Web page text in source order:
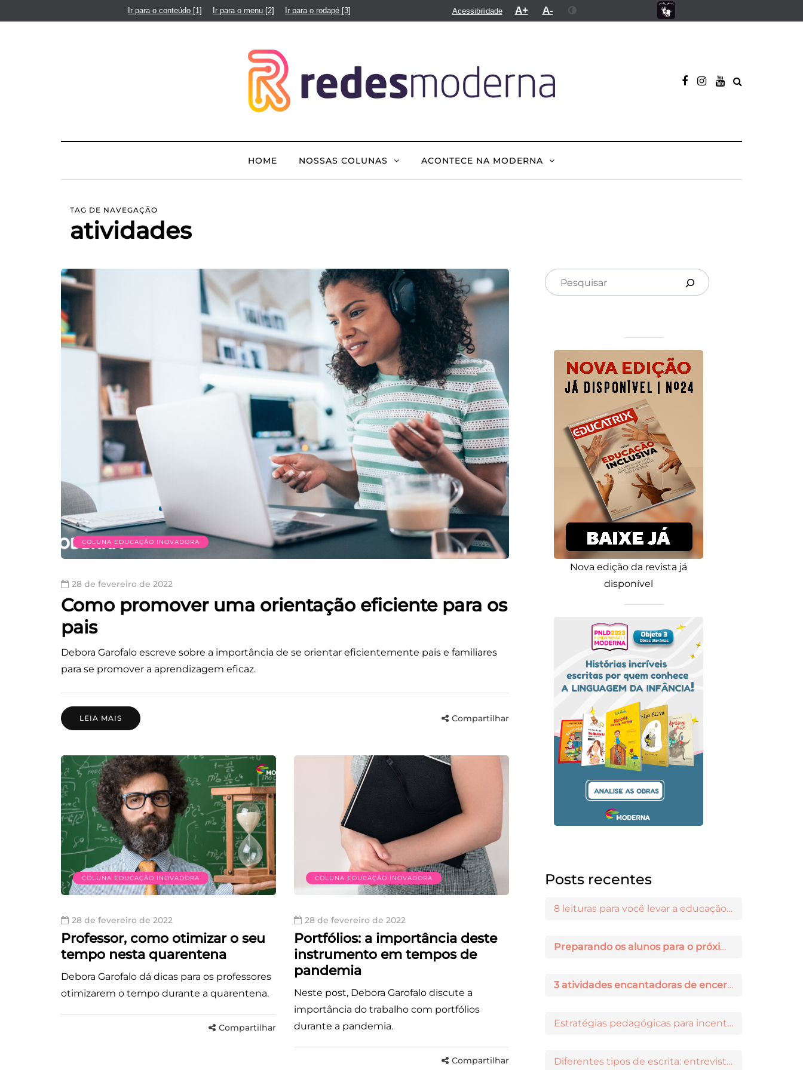
Ir para o conteúdo [1] Ir para o menu [2] Ir para o rodapé [3] Acessibilidade A+ A-
HOME NOSSAS COLUNAS ACONTECE NA MODERNA
TAG DE NAVEGAÇÃO
atividades
COLUNA EDUCAÇÃO INOVADORA
28 de fevereiro de 2022
Como promover uma orientação eficiente para os
pais
Debora Garofalo escreve sobre a importância de se orientar eficientemente pais e familiares
para se promover a aprendizagem eficaz.
LEIA MAIS Compartilhar
COLUNA EDUCAÇÃO INOVADORA
28 de fevereiro de 2022
Professor, como otimizar o seu
tempo nesta quarentena
Debora Garofalo dá dicas para os professores
otimizarem o tempo durante a quarentena.
Compartilhar
COLUNA EDUCAÇÃO INOVADORA
28 de fevereiro de 2022
Portfólios: a importância deste
instrumento em tempos de
pandemia
Neste post, Debora Garofalo discute a
importância do trabalho com portfólios
durante a pandemia.
Compartilhar
Nova edição da revista já
disponível
Posts recentes
8 leituras para você levar a educação maker para a sala de aula
Preparando os alunos para o próximo ano: 3 dicas práticas
3 atividades encantadoras de encerramento de ano letivo
Estratégias pedagógicas para incentivar a iniciação científica entre os estudantes
Diferentes tipos de escrita: entrevista com Ricardo Prado